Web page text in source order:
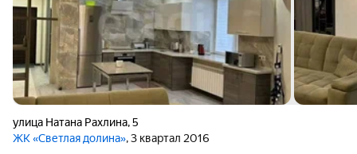
улица Натана Рахлина,5
ЖК «Светлая долина», 3 квартал 2016